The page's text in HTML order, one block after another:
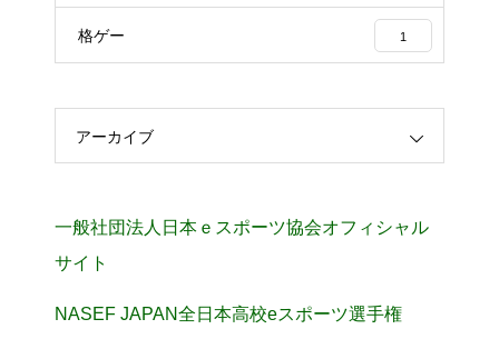
格ゲー 1
アーカイブ
一般社団法人日本ｅスポーツ協会オフィシャル
サイト
NASEF JAPAN全日本高校eスポーツ選手権